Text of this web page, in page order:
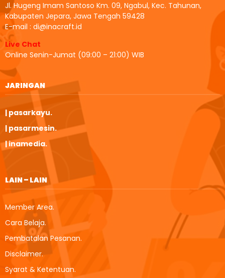
Jl. Hugeng Imam Santoso Km. 09, Ngabul, Kec. Tahunan,
Kabupaten Jepara, Jawa Tengah 59428
E-mail : di@inacraft.id
Live Chat
Online Senin-Jumat (09:00 – 21:00) WIB
JARINGAN
| pasarkayu.
| pasarmesin.
| inamedia.
LAIN – LAIN
Member Area.
Cara Belaja.
Pembatalan Pesanan.
Disclaimer.
Syarat & Ketentuan.